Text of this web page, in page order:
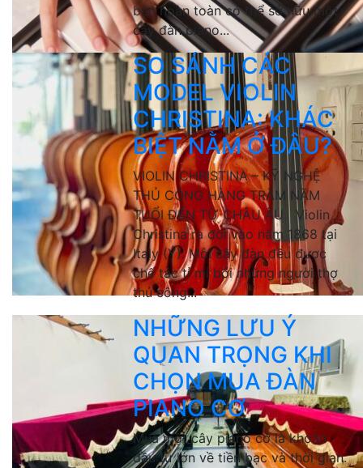
bạn hoàn toàn có thể sở hữu một
cây đàn piano...
SO SÁNH CÁC
MODEL VIOLIN
CHRISTINA: KHÁC
BIỆT NẰM Ở ĐÂU?
VIOLIN CHRISTINA – KỸ NGHỆ
THỦ CÔNG HÀNG TRĂM NĂM
TUỔI ĐẾN TỪ CHÂU ÂU Violin
Christina ra đời vào năm 1868 tại
Italy (Ý). Mỗi cây đàn đều được
chế tác tỉ mỉ bởi những người thợ
thủ công...
NHỮNG LƯU Ý
QUAN TRỌNG KHI
CHỌN MUA ĐÀN
PIANO CƠ
Mua một cây piano cơ là khoản
đầu tư lớn về tiền bạc và thời gian.